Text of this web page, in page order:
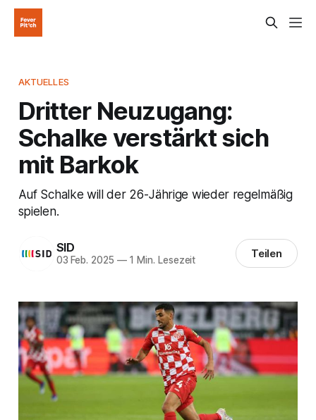
AKTUELLES
Dritter Neuzugang:
Schalke verstärkt sich
mit Barkok
Auf Schalke will der 26-Jährige wieder regelmäßig
spielen.
SID
03 Feb. 2025 —1 Min. Lesezeit Teilen